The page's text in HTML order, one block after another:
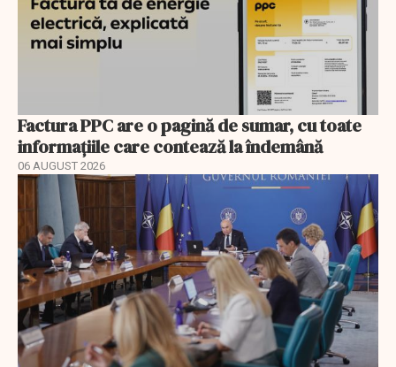
Factura PPC are o pagină de sumar, cu toate
informațiile care contează la îndemână
06 AUGUST 2026